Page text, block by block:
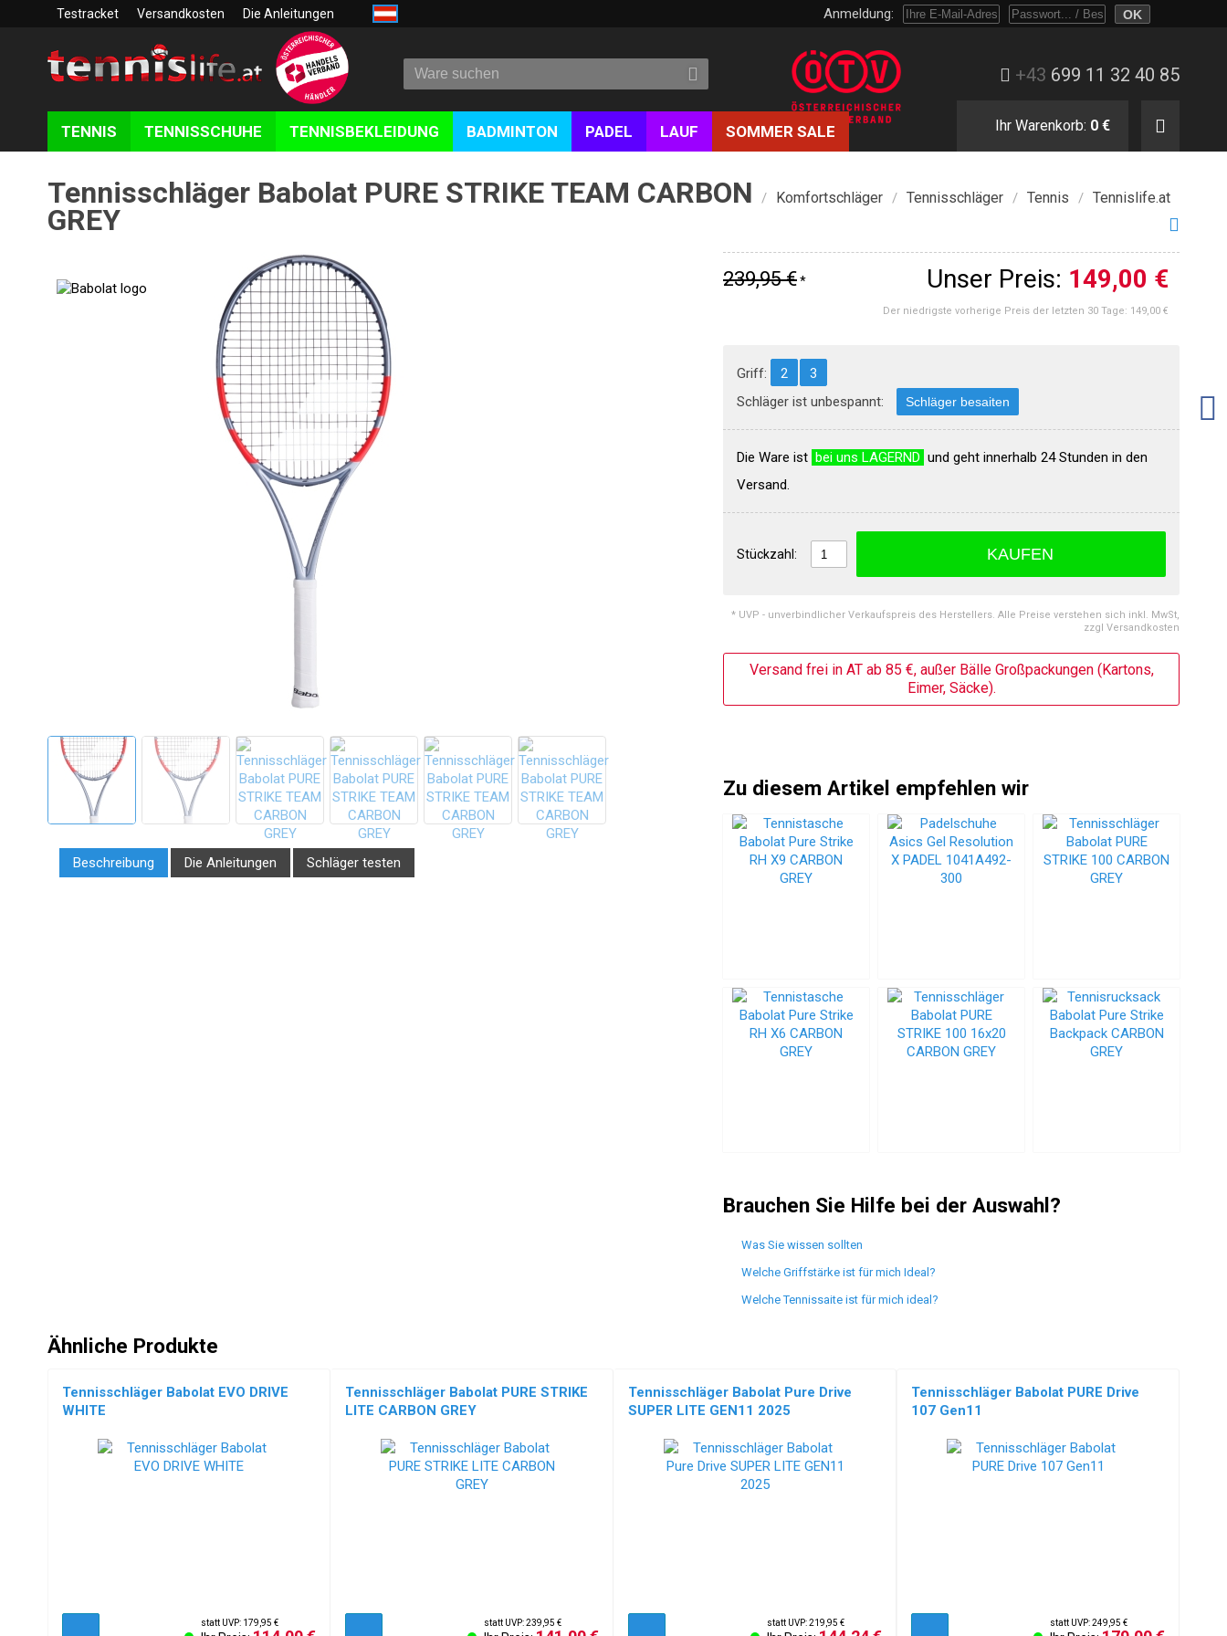
Testracket Versandkosten Die Anleitungen Anmeldung:
+43 699 11 32 40 85
TENNIS TENNISSCHUHE TENNISBEKLEIDUNG BADMINTON PADEL LAUF SOMMER SALE Ihr Warenkorb: 0 €
Tennisschläger Babolat PURE STRIKE TEAM CARBON
GREY
/ Komfortschläger / Tennisschläger / Tennis / Tennislife.at
Beschreibung Die Anleitungen Schläger testen
239,95 €* Unser Preis: 149,00 €
Der niedrigste vorherige Preis der letzten 30 Tage: 149,00 €
Griff: 2
3
Schläger ist unbespannt:
Schläger besaiten
Die Ware ist bei uns LAGERND und geht innerhalb 24 Stunden in den
Versand.
Stückzahl: KAUFEN
* UVP - unverbindlicher Verkaufspreis des Herstellers. Alle Preise verstehen sich inkl. MwSt,
zzgl Versandkosten
Versand frei in AT ab 85 €, außer Bälle Großpackungen (Kartons,
Eimer, Säcke).
Zu diesem Artikel empfehlen wir
Brauchen Sie Hilfe bei der Auswahl?
Was Sie wissen sollten
Welche Griffstärke ist für mich Ideal?
Welche Tennissaite ist für mich ideal?
Ähnliche Produkte
Tennisschläger Babolat EVO DRIVE
WHITE
statt UVP: 179,95 €
Tennisschläger Babolat PURE STRIKE
LITE CARBON GREY
statt UVP: 239,95 €
Tennisschläger Babolat Pure Drive
SUPER LITE GEN11 2025
statt UVP: 219,95 €
Tennisschläger Babolat PURE Drive
107 Gen11
statt UVP: 249,95 €